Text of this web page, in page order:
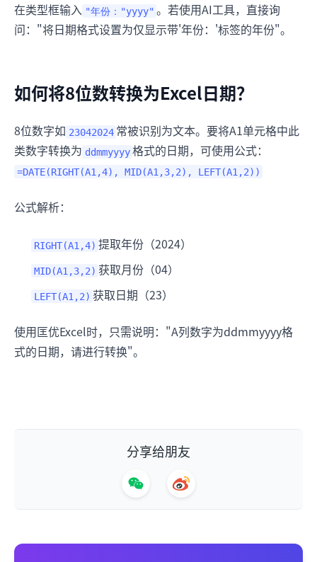
在类型框输入 "年份："yyyy" 。若使用AI工具，直接询
问："将日期格式设置为仅显示带'年份：'标签的年份"。
如何将8位数转换为Excel日期？
8位数字如 23042024 常被识别为文本。要将A1单元格中此
类数字转换为 ddmmyyyy 格式的日期，可使用公式：
=DATE(RIGHT(A1,4), MID(A1,3,2), LEFT(A1,2))
公式解析：
RIGHT(A1,4) 提取年份（2024）
MID(A1,3,2) 获取月份（04）
LEFT(A1,2) 获取日期（23）
使用匡优Excel时，只需说明："A列数字为ddmmyyyy格
式的日期，请进行转换"。
分享给朋友